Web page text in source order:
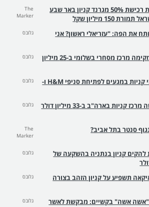
הושלמה עסקת רכישת 50% מגרנד קניון באר שבע
150 מיליון שקל
The
Marker
את הפה: "עזריאלי ראשון? אני
גלובס
משפחת גורן מקימה מרכז מסחרי בשלומי ב-25 מיליון
גלובס
רשת ביג מרכזי קניות במגעים לפתיחת סניפי H&M ו-
גלובס
קניות בארה"ב ב-33 מיליון דולר גלובס
סנטר בתל אביב?
The
Marker
קניון בנתניה בהשקעה של
גלובס
תשפיע על קניון הזהב בצורה
גלובס
אשה" בקשיים: מבקשת לאשר
גלובס